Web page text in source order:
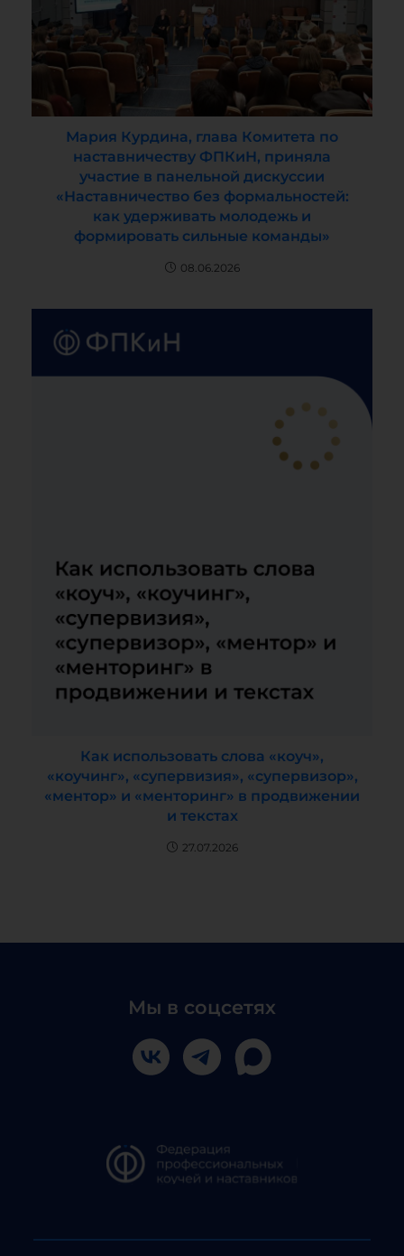
Мария Курдина, глава Комитета по
наставничеству ФПКиН, приняла
участие в панельной дискуссии
«Наставничество без формальностей:
как удерживать молодежь и
формировать сильные команды»
08.06.2026
Как использовать слова «коуч»,
«коучинг», «супервизия», «супервизор»,
«ментор» и «менторинг» в продвижении
и текстах
27.07.2026
Мы в соцсетях